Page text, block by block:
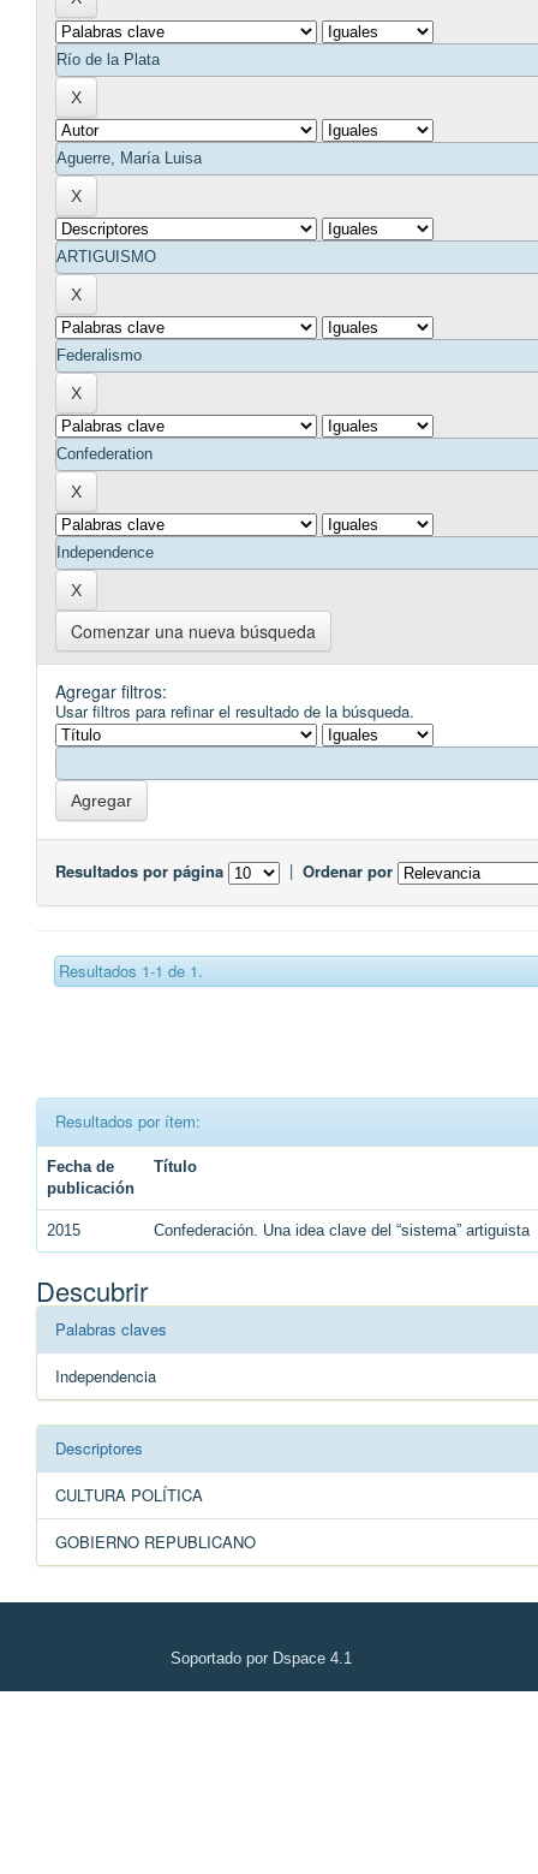
Comenzar una nueva búsqueda
Agregar filtros:
Usar filtros para refinar el resultado de la búsqueda.
Resultados por página | Ordenar por
Resultados 1-1 de 1.
Resultados por ítem:
Fecha de
publicación
Título
2015 Confederación. Una idea clave del “sistema” artiguista
Descubrir
Palabras claves
Independencia
Descriptores
CULTURA POLÍTICA
GOBIERNO REPUBLICANO
Soportado por Dspace 4.1